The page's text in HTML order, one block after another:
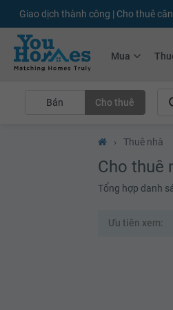
+75.000Tin đăng mới hàng tháng
Mua
Bán Cho thuê
› Thuê nhà
Cho thuê
Tổng hợp danh
Ưu tiên xem: